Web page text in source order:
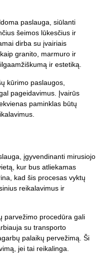
paslauga, siūlanti
šeimos lūkesčius ir
dirba su įvairiais
granito, marmuro ir
ir estetiką.
kūrimo paslaugos,
pageidavimus. Įvairūs
paminklas būtų
įgyvendinanti mirusiojo
kur bus atliekamas
kad šis procesas vyktų
reikalavimus ir
parvežimo procedūra gali
su transporto
palaikų pervežimą. Ši
jei tai reikalinga.